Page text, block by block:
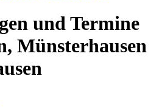
und Termine
Münsterhausen